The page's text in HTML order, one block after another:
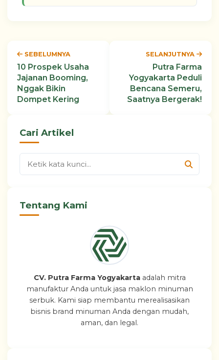
SEBELUMNYA
10 Prospek Usaha
Jajanan Booming,
Nggak Bikin
Dompet Kering
SELANJUTNYA
Putra Farma
Yogyakarta Peduli
Bencana Semeru,
Saatnya Bergerak!
Cari Artikel
Tentang Kami
CV. Putra Farma Yogyakartaadalah mitra
manufaktur Anda untuk jasa maklon minuman
serbuk. Kami siap membantu merealisasikan
bisnis brand minuman Anda dengan mudah,
aman, dan legal.